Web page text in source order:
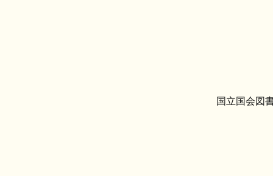
国立国会図